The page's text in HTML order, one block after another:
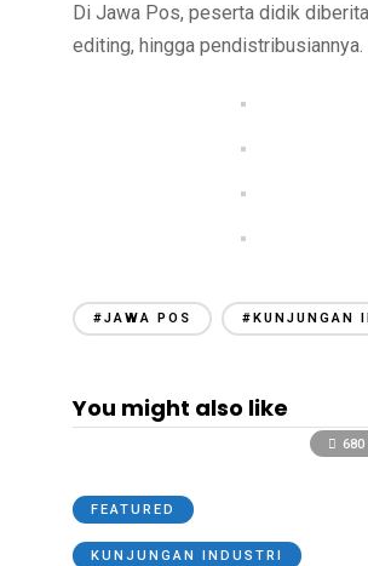
Di Jawa Pos, peserta didik
editing, hingga
#JAWA POS #KUNJUNGAN
You might also like
680
FEATURED
KUNJUNGAN INDUSTRI